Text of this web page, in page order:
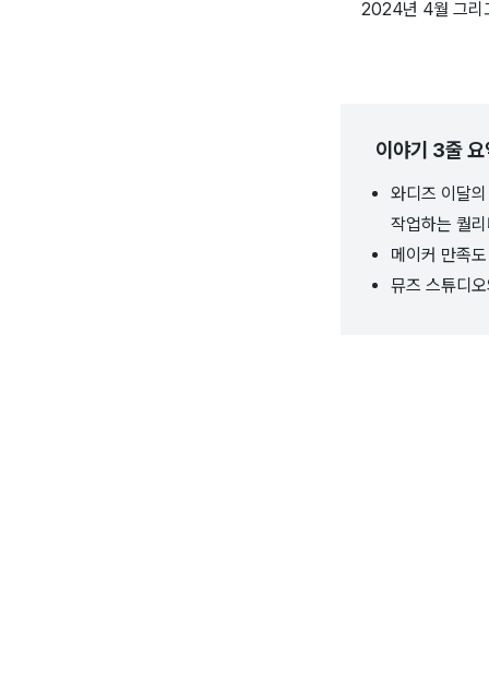
2024년 4월 그리
이야기 3줄 요
와디즈 이달
작업하는 퀄
메이커 만족
뮤즈 스튜디